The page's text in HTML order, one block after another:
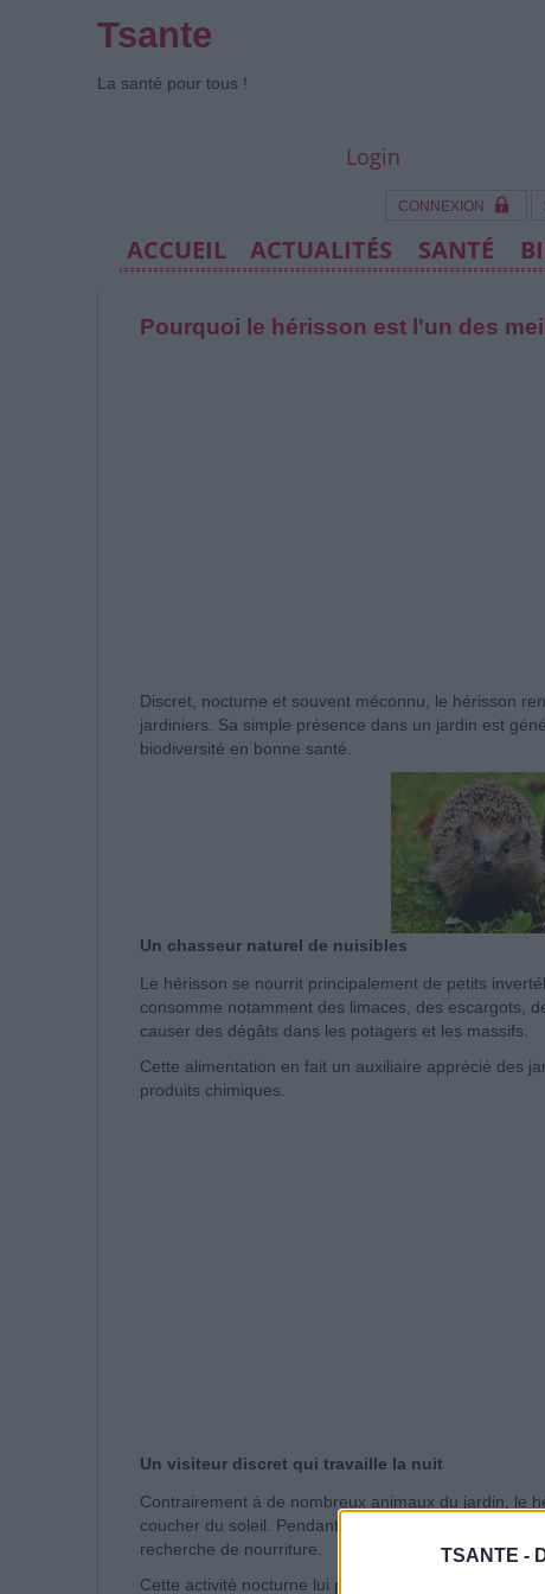
TSANTE -
Tsante
La santé pour tous !
Login
CONNEXION
ACCUEIL ACTUALITÉS SANTÉ
Pourquoi le hérisson est l'un des
Discret, nocturne et souvent méconnu, le hérisson
jardiniers. Sa simple présence dans un jardin est
biodiversité en bonne santé.
Un chasseur naturel de nuisibles
Le hérisson se nourrit principalement de petits
consomme notamment des limaces, des escargots,
causer des dégâts dans les potagers et les massifs.
Cette alimentation en fait un auxiliaire apprécié des
produits chimiques.
Un visiteur discret qui travaille la nuit
Contrairement à de nombreux animaux du jardin, le
coucher du soleil. Pendant que le jardin dort, il
recherche de nourriture.
Cette activité nocturne lui permet d'explorer les